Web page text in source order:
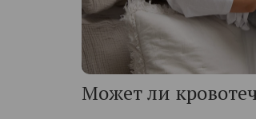
Может ли